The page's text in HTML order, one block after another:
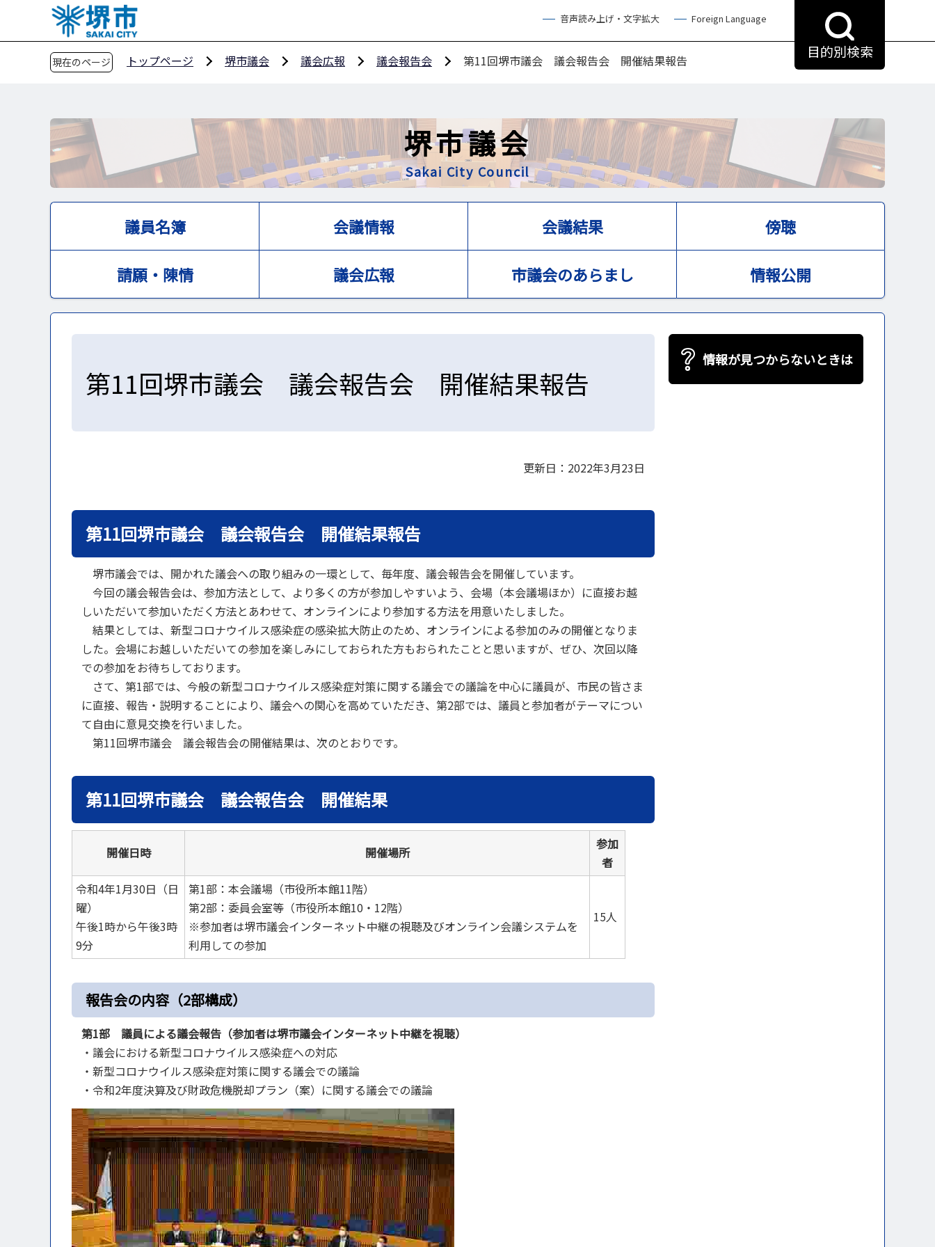
ペ
音声読み上げ・文字拡大 Foreign Language
目的別検索
現在のページ トップページ 堺市議会 議会広報 議会報告会 第11回堺市議会 議会報告会 開催結果報告
堺市議会
Sakai City Council
議員名簿 会議情報 会議結果 傍聴
請願・陳情 議会広報 市議会のあらまし 情報公開
第11回堺市議会 議会報告会 開催結果報告
更新日：2022年3月23日
第11回堺市議会 議会報告会 開催結果報告
堺市議会では、開かれた議会への取り組みの一環として、毎年度、議会報告会を開催しています。
今回の議会報告会は、参加方法として、より多くの方が参加しやすいよう、会場（本会議場ほか）に直接お越
しいただいて参加いただく方法とあわせて、オンラインにより参加する方法を用意いたしました。
結果としては、新型コロナウイルス感染症の感染拡大防止のため、オンラインによる参加のみの開催となりま
した。会場にお越しいただいての参加を楽しみにしておられた方もおられたことと思いますが、ぜひ、次回以降
での参加をお待ちしております。
さて、第1部では、今般の新型コロナウイルス感染症対策に関する議会での議論を中心に議員が、市民の皆さま
に直接、報告・説明することにより、議会への関心を高めていただき、第2部では、議員と参加者がテーマについ
て自由に意見交換を行いました。
第11回堺市議会 議会報告会の開催結果は、次のとおりです。
第11回堺市議会 議会報告会 開催結果
開催日時 開催場所
参加
者
令和4年1月30日（日
曜）
午後1時から午後3時
9分
第1部：本会議場（市役所本館11階）
第2部：委員会室等（市役所本館10・12階）
※参加者は堺市議会インターネット中継の視聴及びオンライン会議システムを
利用しての参加
15人
報告会の内容（2部構成）
第1部 議員による議会報告（参加者は堺市議会インターネット中継を視聴）
・議会における新型コロナウイルス感染症への対応
・新型コロナウイルス感染症対策に関する議会での議論
・令和2年度決算及び財政危機脱却プラン（案）に関する議会での議論
情報が見つからないときは